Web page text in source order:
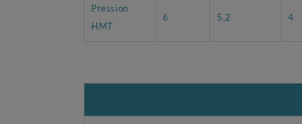
Pression
HMT
6 5,2 4